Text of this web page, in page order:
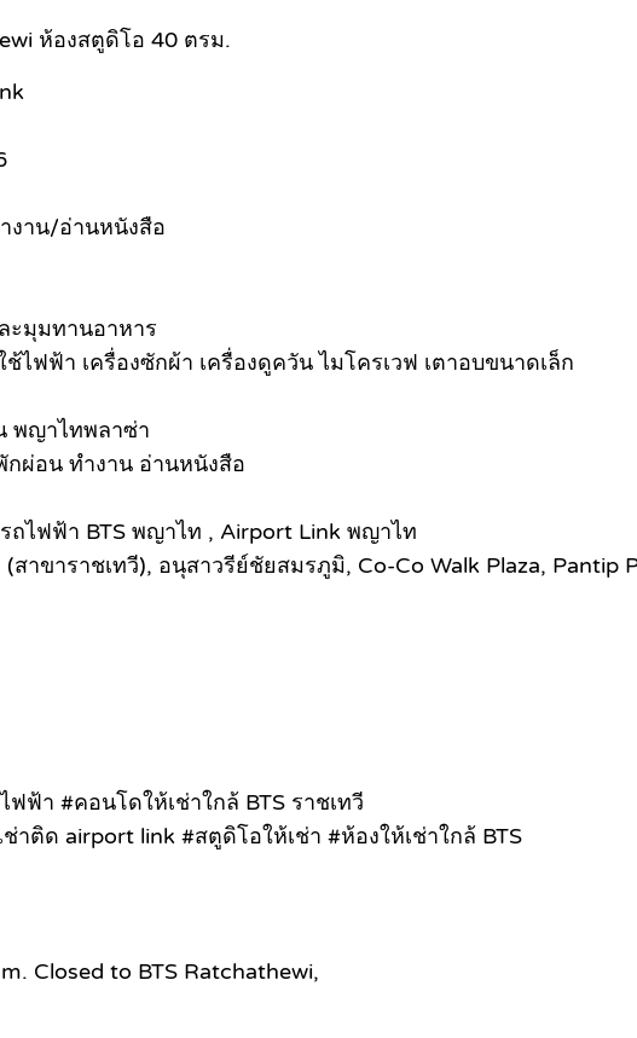
ห้องสตูดิโอ 40 ตรม.
งาน/อ่านหนังสือ
ะมุมทานอาหาร
ไฟฟ้า เครื่องซักผ้า เครื่องดูควัน ไมโครเวฟ เตาอบขนาดเล็ก
พญาไทพลาซ่า
กผ่อน ทำงาน อ่านหนังสือ
ถไฟฟ้า BTS พญาไท , Airport Link พญาไท
ขาราชเทวี), อนุสาวรีย์ชัยสมรภูมิ, Co-Co Walk Plaza, Pantip
ฟ้า #คอนโดให้เช่าใกล้ BTS ราชเทวี
าติด airport link #สตูดิโอให้เช่า #ห้องให้เช่าใกล้ BTS
Closed to BTS Ratchathewi,